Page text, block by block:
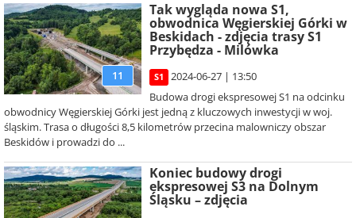
11
Tak wygląda nowa S1,
obwodnica Węgierskiej Górki w
Beskidach - zdjęcia trasy S1
Przybędza - Milówka
S1
2024-06-27 | 13:50
Budowa drogi ekspresowej S1 na odcinku
obwodnicy Węgierskiej Górki jest jedną z kluczowych inwestycji w woj.
śląskim. Trasa o długości 8,5 kilometrów przecina malowniczy obszar
Beskidów i prowadzi do ...
Koniec budowy drogi
ekspresowej S3 na Dolnym
Śląsku – zdjęcia